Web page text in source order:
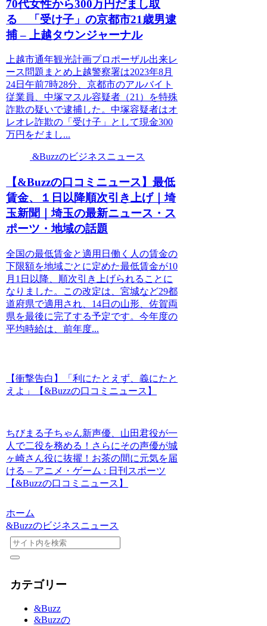
70代女性から300万円だまし取
る 「受け子」の京都市21歳男逮
捕 – 上越タウンジャーナル
上越市通年観光計画プロポーザル出来レ
ース問題まとめ上越警察署は2023年8月
24日午前7時28分、京都市のアルバイト
従業員、中塚マスル容疑者（21）を特殊
詐欺の疑いで逮捕した。中塚容疑者はオ
レオレ詐欺の「受け子」として現金300
万円をだまし...
&Buzzのビジネスニュース
【&Buzzの口コミニュース】最低
賃金、１日以降順次引き上げ｜埼
玉新聞｜埼玉の最新ニュース・ス
ポーツ・地域の話題
全国の最低賃金と適用日働く人の賃金の
下限額を地域ごとに定めた最低賃金が10
月1日以降、順次引き上げられることに
なりました。この改定は、宮城など29都
道府県で適用され、14日の山形、佐賀両
県を最後に完了する予定です。今年度の
平均時給は、前年度...
【衝撃告白】「利にたとえず、義にたと
えよ」【&Buzzの口コミニュース】
ちびまる子ちゃん新声優、山田君役が一
人で二役を務める！さらにその声優が城
ヶ崎さん役に抜擢！お茶の間に元気を届
ける – アニメ・ゲーム : 日刊スポーツ
【&Buzzの口コミニュース】
ホーム
&Buzzのビジネスニュース
カテゴリー
&Buzz
&Buzzの